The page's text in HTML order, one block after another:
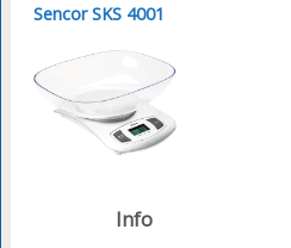
Sencor SKS 4001
Info